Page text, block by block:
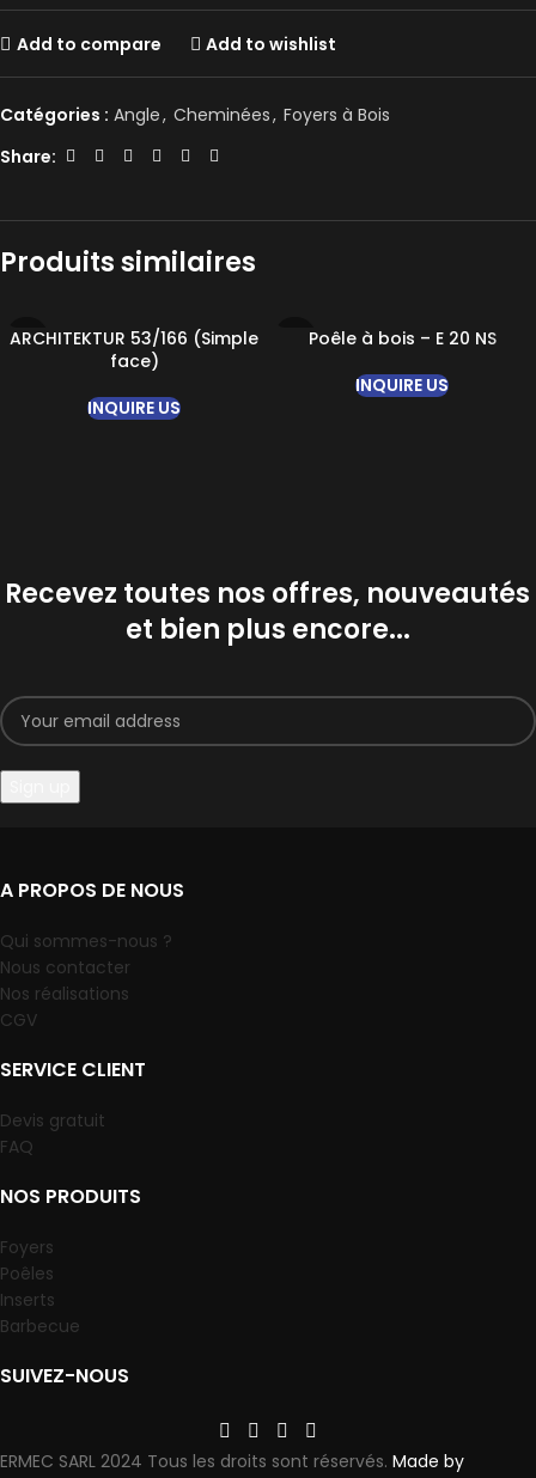
Add to compare Add to wishlist
Catégories : Angle, Cheminées, Foyers à Bois
Share:
Produits similaires
ARCHITEKTUR 53/166 (Simple
face)
INQUIRE US
Poêle à bois – E 20 NS
INQUIRE US
Recevez toutes nos offres, nouveautés
et bien plus encore...
A PROPOS DE NOUS
Qui sommes-nous ?
Nous contacter
Nos réalisations
CGV
SERVICE CLIENT
Devis gratuit
FAQ
NOS PRODUITS
Foyers
Poêles
Inserts
Barbecue
SUIVEZ-NOUS
ERMEC SARL 2024 Tous les droits sont réservés. Made by